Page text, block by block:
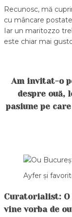
Recunosc, mă
cu mâncare
Iar un maritozzo
este chiar mai
Am invitat-o
despre ouă,
pasiune pe
Ayfer și
Curatorialist:
vine vorba de